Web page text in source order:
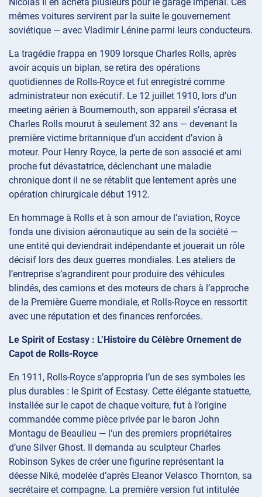
mêmes voitures servirent par la suite le gouvernement
soviétique — avec Vladimir Lénine parmi leurs conducteurs.
La tragédie frappa en 1909 lorsque Charles Rolls, après
avoir acquis un biplan, se retira des opérations
quotidiennes de Rolls-Royce et fut enregistré comme
administrateur non exécutif. Le 12 juillet 1910, lors d’un
meeting aérien à Bournemouth, son appareil s’écrasa et
Charles Rolls mourut à seulement 32 ans — devenant la
première victime britannique d’un accident d’avion à
moteur. Pour Henry Royce, la perte de son associé et ami
proche fut dévastatrice, déclenchant une maladie
chronique dont il ne se rétablit que lentement après une
opération chirurgicale début 1912.
En hommage à Rolls et à son amour de l’aviation, Royce
fonda une division aéronautique au sein de la société —
une entité qui deviendrait indépendante et jouerait un rôle
décisif lors des deux guerres mondiales. Les ateliers de
l’entreprise s’agrandirent pour produire des véhicules
blindés, des camions et des moteurs de chars à l’approche
de la Première Guerre mondiale, et Rolls-Royce en ressortit
avec une réputation et des finances renforcées.
Le Spirit of Ecstasy : L’Histoire du Célèbre Ornement de
Capot de Rolls-Royce
En 1911, Rolls-Royce s’appropria l’un de ses symboles les
plus durables : le Spirit of Ecstasy. Cette élégante statuette,
installée sur le capot de chaque voiture, fut à l’origine
commandée comme pièce privée par le baron John
Montagu de Beaulieu — l’un des premiers propriétaires
d’une Silver Ghost. Il demanda au sculpteur Charles
Robinson Sykes de créer une figurine représentant la
déesse Niké, modelée d’après Eleanor Velasco Thornton, sa
secrétaire et compagne. La première version fut intitulée